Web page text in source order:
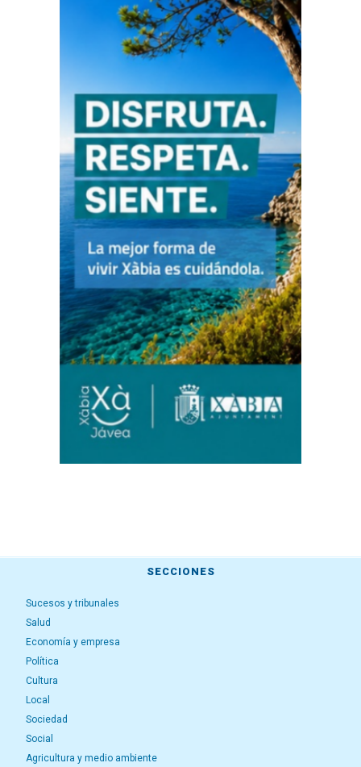
SECCIONES
Sucesos y tribunales
Salud
Economía y empresa
Política
Cultura
Local
Sociedad
Social
Agricultura y medio ambiente